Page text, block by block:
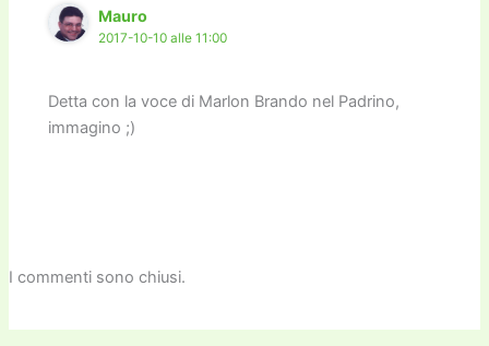
Mauro
2017-10-10 alle 11:00
Detta con la voce di Marlon Brando nel Padrino,
immagino ;)
I commenti sono chiusi.